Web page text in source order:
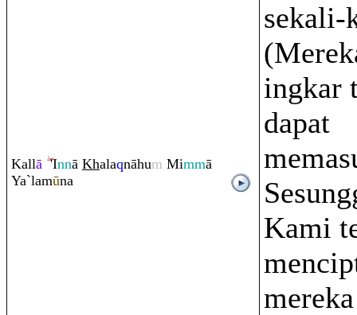
Kallā 'Innā Khalaqnāhum Mimmā
Ya`lamūna
ingkar
dapat
Kami